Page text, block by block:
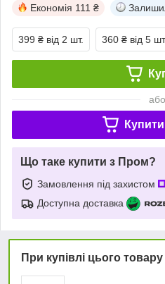
Економія 111 ₴
399 ₴ від 2 шт. 360 ₴ від 5
або
Що таке купити з Пром?
Замовлення під захистом
Доступна доставка
При купівлі цього